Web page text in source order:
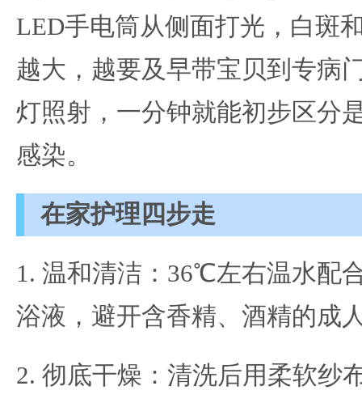
LED手电筒从侧面打光，白斑
越大，越要及早带宝贝到专病
灯照射，一分钟就能初步区分
感染。
在家护理四步走
1. 温和清洁：36℃左右温水配
浴液，避开含香精、酒精的成
2. 彻底干燥：清洗后用柔软纱